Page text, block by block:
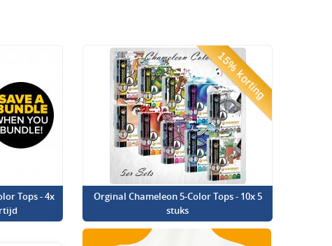
Tops - 4x
15% korting
Orginal Chameleon 5-Color Tops - 10x 5
stuks